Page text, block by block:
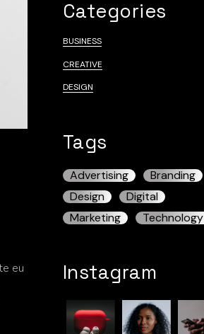
eu
Categories
BUSINESS
CREATIVE
DESIGN
Tags
Advertising
Branding
Design
Digital
Marketing
Technology
Instagram